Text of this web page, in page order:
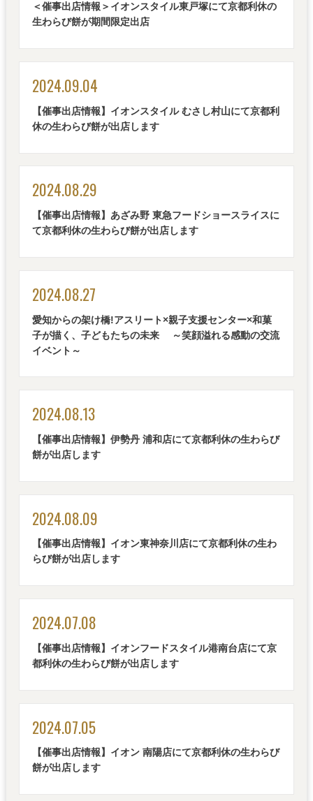
＜催事出店情報＞イオンスタイル東戸塚にて京都利休の
生わらび餅が期間限定出店
2024.09.04
【催事出店情報】イオンスタイル むさし村山にて京都利
休の生わらび餅が出店します
2024.08.29
【催事出店情報】あざみ野 東急フードショースライスに
て京都利休の生わらび餅が出店します
2024.08.27
愛知からの架け橋!アスリート×親子支援センター×和菓
子が描く、子どもたちの未来
～笑顔溢れる感動の交流
イベント～
2024.08.13
【催事出店情報】伊勢丹 浦和店にて京都利休の生わらび
餅が出店します
2024.08.09
【催事出店情報】イオン東神奈川店にて京都利休の生わ
らび餅が出店します
2024.07.08
【催事出店情報】イオンフードスタイル港南台店にて京
都利休の生わらび餅が出店します
2024.07.05
【催事出店情報】イオン 南陽店にて京都利休の生わらび
餅が出店します